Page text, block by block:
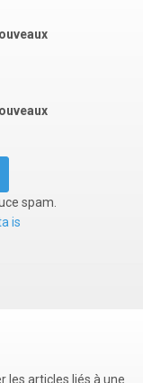
spam.
is
les articles liés à une